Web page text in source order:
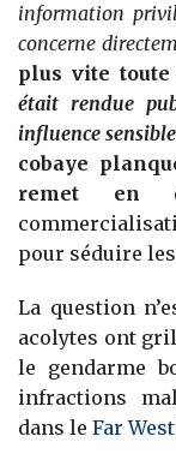
information
concerne
plus vite toute
était rendue
influence
cobaye
remet en
pour séduire
La question
acolytes ont
le gendarme
infractions
dans le Far